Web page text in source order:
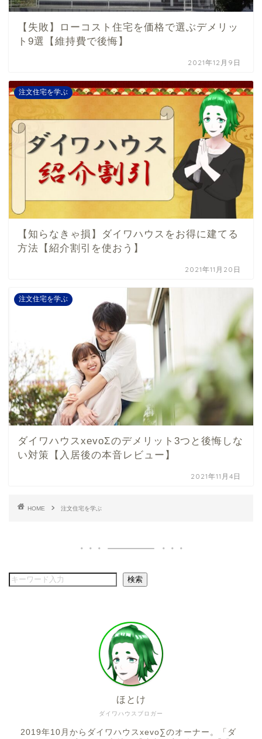
【失敗】ローコスト住宅を価格で選ぶデメリッ
ト9選【維持費で後悔】
2021年12月9日
注文住宅を学ぶ
【知らなきゃ損】ダイワハウスをお得に建てる
方法【紹介割引を使おう】
2021年11月20日
注文住宅を学ぶ
ダイワハウスxevoΣのデメリット3つと後悔しな
い対策【入居後の本音レビュー】
2021年11月4日
HOME 注文住宅を学ぶ
検索
ダイワハウスブロガー
ほとけ
2019年10月からダイワハウスxevo∑のオーナー。「ダ